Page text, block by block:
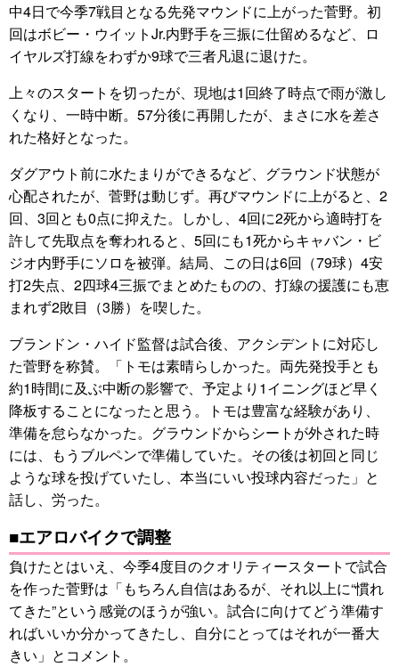
中4日で今季7戦目となる先発マウンドに上がった菅野。初
回はボビー・ウイットJr.内野手を三振に仕留めるなど、ロ
イヤルズ打線をわずか9球で三者凡退に退けた。
上々のスタートを切ったが、現地は1回終了時点で雨が激し
くなり、一時中断。57分後に再開したが、まさに水を差さ
れた格好となった。
ダグアウト前に水たまりができるなど、グラウンド状態が
心配されたが、菅野は動じず。再びマウンドに上がると、2
回、3回とも0点に抑えた。しかし、4回に2死から適時打を
許して先取点を奪われると、5回にも1死からキャバン・ビ
ジオ内野手にソロを被弾。結局、この日は6回（79球）4安
打2失点、2四球4三振でまとめたものの、打線の援護にも恵
まれず2敗目（3勝）を喫した。
ブランドン・ハイド監督は試合後、アクシデントに対応し
た菅野を称賛。「トモは素晴らしかった。両先発投手とも
約1時間に及ぶ中断の影響で、予定より1イニングほど早く
降板することになったと思う。トモは豊富な経験があり、
準備を怠らなかった。グラウンドからシートが外された時
には、もうブルペンで準備していた。その後は初回と同じ
ような球を投げていたし、本当にいい投球内容だった」と
話し、労った。
■エアロバイクで調整
負けたとはいえ、今季4度目のクオリティースタートで試合
を作った菅野は「もちろん自信はあるが、それ以上に“慣れ
てきた”という感覚のほうが強い。試合に向けてどう準備す
ればいいか分かってきたし、自分にとってはそれが一番大
きい」とコメント。